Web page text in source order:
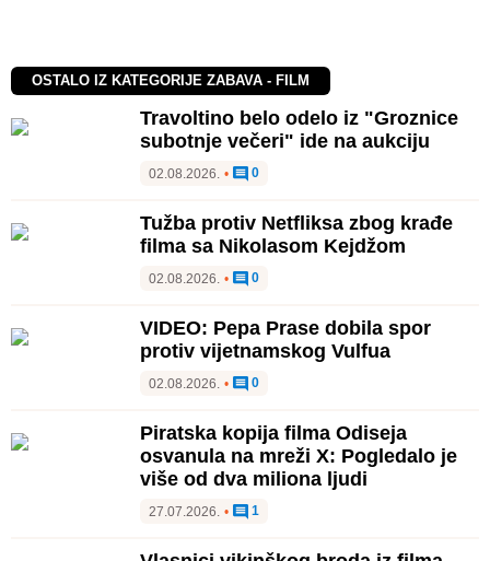
OSTALO IZ KATEGORIJE ZABAVA - FILM
Travoltino belo odelo iz "Groznice
subotnje večeri" ide na aukciju
02.08.2026. • 0
Tužba protiv Netfliksa zbog krađe
filma sa Nikolasom Kejdžom
02.08.2026. • 0
VIDEO: Pepa Prase dobila spor
protiv vijetnamskog Vulfua
02.08.2026. • 0
Piratska kopija filma Odiseja
osvanula na mreži X: Pogledalo je
više od dva miliona ljudi
27.07.2026. • 1